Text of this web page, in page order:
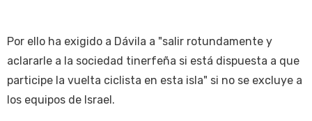
Por ello ha exigido a Dávila a "salir rotundamente y
aclararle a la sociedad tinerfeña si está dispuesta a que
participe la vuelta ciclista en esta isla" si no se excluye a
los equipos de Israel.